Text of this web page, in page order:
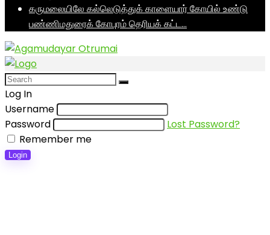
கருமலையிலே கல்லெடுத்துக் காளையார் கோயில் உண்டு
பண்ணிமதுரைக் கோபுரம் தெரியக் கட்ட…
Log In
Username
Password
Lost Password?
Remember me
Login